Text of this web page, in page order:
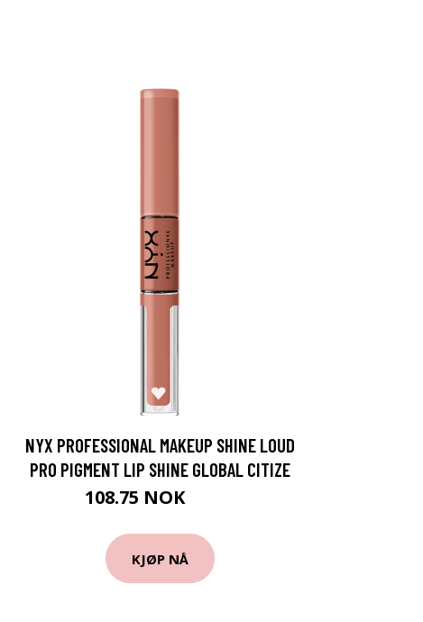
NYX PROFESSIONAL MAKEUP SHINE LOUD
PRO PIGMENT LIP SHINE GLOBAL CITIZE
108.75 NOK
KJØP NÅ